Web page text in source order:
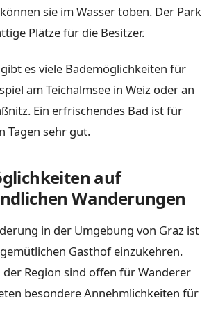
sie im Wasser toben. Der Park
Plätze für die Besitzer.
es viele Bademöglichkeiten für
am Teichalmsee in Weiz oder an
Ein erfrischendes Bad ist für
Tagen sehr gut.
auf
Wanderungen
in der Umgebung von Graz ist
Gasthof einzukehren.
der Region sind offen für Wanderer
besondere Annehmlichkeiten für